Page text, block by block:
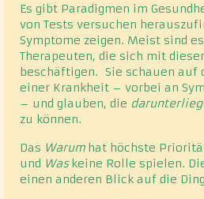
Es gibt Paradigmen im
von Tests versuchen
Symptome zeigen. Meist sind
Therapeuten, die sich mit
beschäftigen. Sie schauen auf
einer Krankheit – vorbei an
– und glauben, die
zu können.
Das Warum hat höchste
und Was keine Rolle spielen.
einen anderen Blick auf die